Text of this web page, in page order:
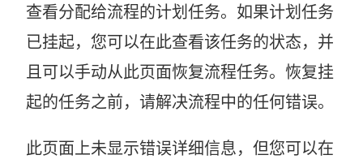
查看分配给流程的计划任务。如果计划任务
已挂起，您可以在此查看该任务的状态，并
且可以手动从此页面恢复流程任务。恢复挂
起的任务之前，请解决流程中的任何错误。
此页面上未显示错误详细信息，但您可以在